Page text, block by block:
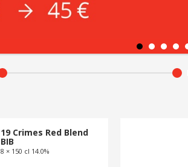
19 Crimes Red Blend
BIB
8 × 150 cl 14.0%